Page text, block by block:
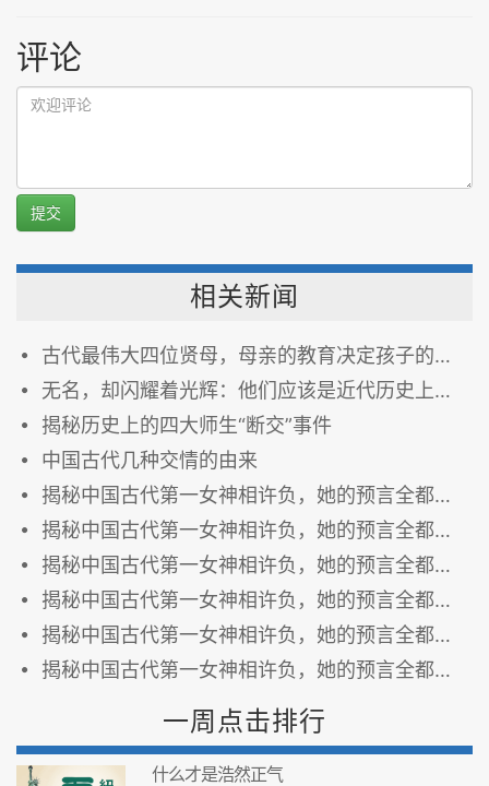
评论
提交
相关新闻
古代最伟大四位贤母，母亲的教育决定孩子的一生
无名，却闪耀着光辉：他们应该是近代历史上最默默无闻的伟人
揭秘历史上的四大师生“断交”事件
中国古代几种交情的由来
揭秘中国古代第一女神相许负，她的预言全都实现了！（6）
揭秘中国古代第一女神相许负，她的预言全都实现了！（5）
揭秘中国古代第一女神相许负，她的预言全都实现了！（4）
揭秘中国古代第一女神相许负，她的预言全都实现了！（3）
揭秘中国古代第一女神相许负，她的预言全都实现了！（2）
揭秘中国古代第一女神相许负，她的预言全都实现了！（1）
一周点击排行
什么才是浩然正气